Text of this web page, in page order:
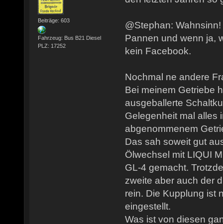
Beiträge: 603
Fahrzeug: Bus B21 Diesel
PLZ: 17252
@Stephan:
Pannen und wenn ja,
kein Facebook.
Nochmal ne andere
Bei meinem Getriebe
ausgeballerte
Gelegenheit mal alles
abgenommenem
Das sah soweit gut
Ölwechsel mit LIQUI
GL-4 gemacht.
zweite aber auch der
rein. Die Kupplung ist
eingestellt.
Was ist von diesen